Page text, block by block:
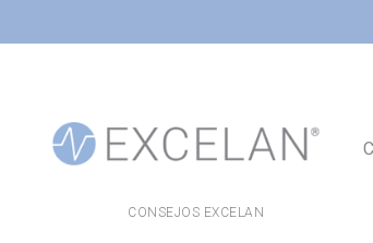
CONSEJOS EXCELAN